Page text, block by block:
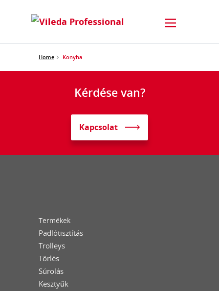
Home Konyha
Kérdése van?
Kapcsolat
Termékek
Padlótisztítás
Trolleys
Törlés
Súrolás
Kesztyűk